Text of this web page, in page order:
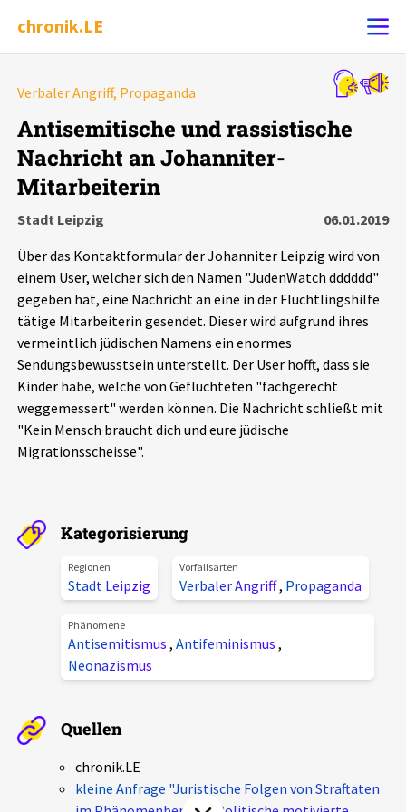
chronik.LE
Ereignis melden
Chronik
Dossiers
Schlaglichter
Phänomene
Aktuelles
Pressemitteilungen
Podcasts
Projektbeschreibung
Kontakt
Unterstützer_innen
Spenden
chronik.LE in der Presse
Verbaler Angriff, Propaganda
Antisemitische und rassistische
Nachricht an Johanniter-
Mitarbeiterin
Stadt Leipzig
06.01.2019
Über das Kontaktformular der Johanniter Leipzig wird von
einem User, welcher sich den Namen "JudenWatch dddddd"
gegeben hat, eine Nachricht an eine in der Flüchtlingshilfe
tätige Mitarbeiterin gesendet. Dieser wird aufgrund ihres
vermeintlich jüdischen Namens ein enormes
Sendungsbewusstsein unterstellt. Der User hofft, dass sie
Kinder habe, welche von Geflüchteten "fachgerecht
weggemessert" werden können. Die Nachricht schließt mit
"Kein Mensch braucht dich und eure jüdische
Migrationsscheisse".
Kategorisierung
Regionen
Stadt Leipzig
Vorfallsarten
Verbaler Angriff, Propaganda
Phänomene
Antisemitismus , Antifeminismus ,
Neonazismus
Quellen
chronik.LE
kleine Anfrage "Juristische Folgen von Straftaten
Alle Ereignisse
Ereignisse
Ereignisse Statistik
Filter Erklärungen